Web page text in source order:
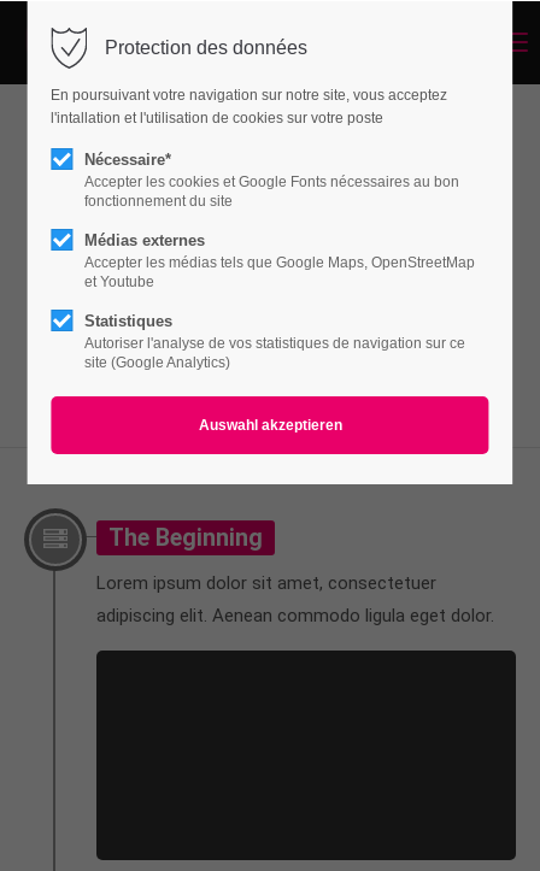
Login
Benutzername
Anmelden
Register|Lost your password?
Support
24h/ 365days
Cybersteel Inc.
Lorem ipsum dolor sit amet, consectetuer
adipiscing elit. Aenean commodo ligula eget
dolor. Aenean massa.
The Beginning
Lorem ipsum dolor sit amet, consectetuer
adipiscing elit. Aenean commodo ligula eget dolor.
Protection des données
En poursuivant votre navigation sur notre site, vous acceptez
l'intallation et l'utilisation de cookies sur votre poste
Nécessaire*
Accepter les cookies et Google Fonts nécessaires au bon
fonctionnement du site
Médias externes
Accepter les médias tels que Google Maps, OpenStreetMap
et Youtube
Statistiques
Autoriser l'analyse de vos statistiques de navigation sur ce
site (Google Analytics)